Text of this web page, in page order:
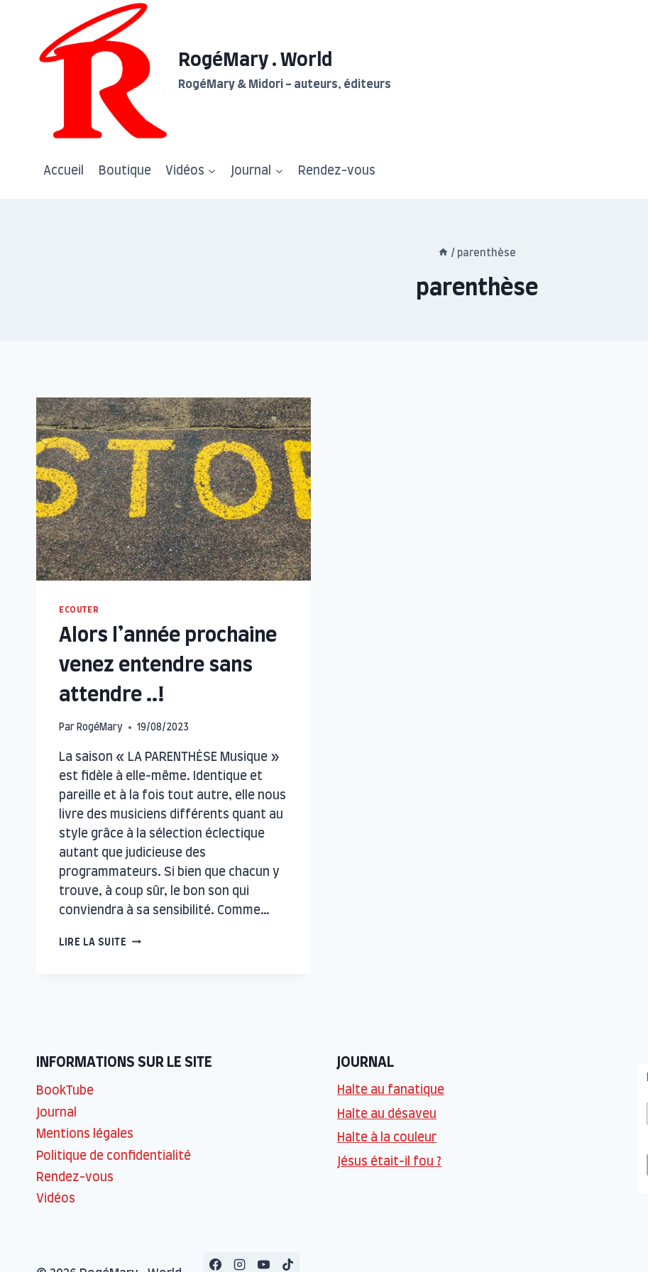
contenu
RogéMary . World
RogéMary & Midori - auteurs, éditeurs
Accueil Boutique Vidéos Journal Rendez-vous
/ parenthèse
parenthèse
ECOUTER
Alors l’année prochaine
venez entendre sans
attendre ..!
Par RogéMary 19/08/2023
La saison « LA PARENTHĖSE Musique »
est fidèle à elle-même. Identique et
pareille et à la fois tout autre, elle nous
livre des musiciens différents quant au
style grâce à la sélection éclectique
autant que judicieuse des
programmateurs. Si bien que chacun y
trouve, à coup sûr, le bon son qui
conviendra à sa sensibilité. Comme…
LIRE LA SUITE ALORS
INFORMATIONS SUR LE SITE
BookTube
Journal
Mentions légales
Politique de confidentialité
Rendez-vous
Vidéos
JOURNAL
Halte au fanatique
Halte au désaveu
Halte à la couleur
Jésus était-il fou ?